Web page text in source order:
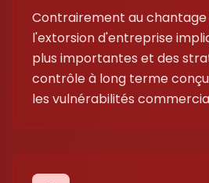
Contrairement au chantage
l'extorsion d'entreprise
plus importantes et des
contrôle à long terme
les vulnérabilités